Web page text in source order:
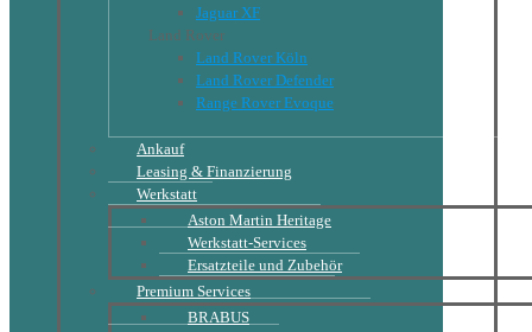
Jaguar XF
Land Rover
Land Rover Köln
Land Rover Defender
Range Rover Evoque
Ankauf
Leasing & Finanzierung
Werkstatt
Aston Martin Heritage
Werkstatt-Services
Ersatzteile und Zubehör
Premium Services
BRABUS